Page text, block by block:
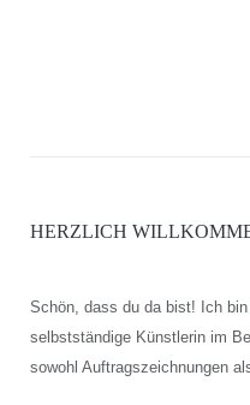
HERZLICH
Schön, dass du da bist! Ich
selbstständige Künstlerin im
sowohl Auftragszeichnungen